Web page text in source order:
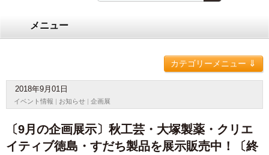
メニュー
カテゴリーメニュー⇓
2018年9月01日
イベント情報 | お知らせ |企画展
〔9月の企画展示〕秋工芸・大塚製薬・クリエ
イティブ徳島・すだち製品を展示販売中！〔終